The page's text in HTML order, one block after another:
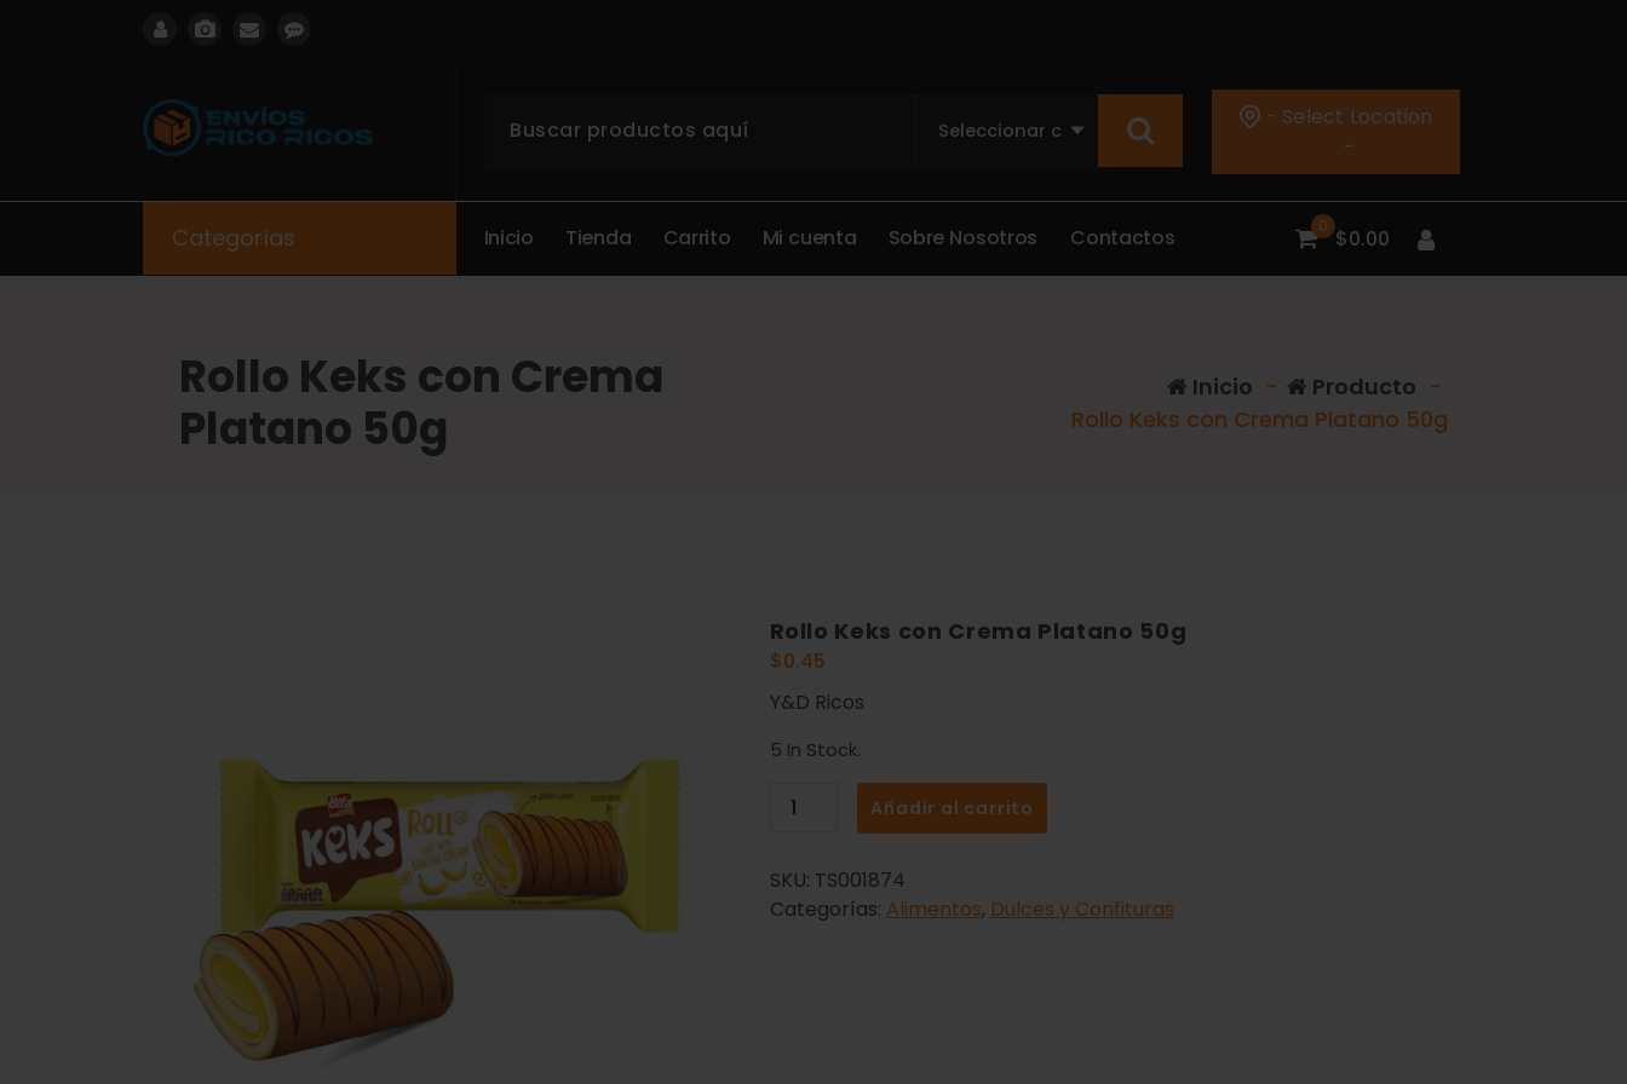
- Select Location
-
Categorías Inicio Tienda Carrito Mi cuenta Sobre Nosotros Contactos 0 $0.00
Rollo Keks con Crema
Platano 50g
Inicio - Producto -
Rollo Keks con Crema Platano 50g
Rollo Keks con Crema Platano 50g
$0.45
Y&D Ricos
5 In Stock.
Añadir al carrito
SKU: TS001874
Categorías: Alimentos, Dulces y Confituras